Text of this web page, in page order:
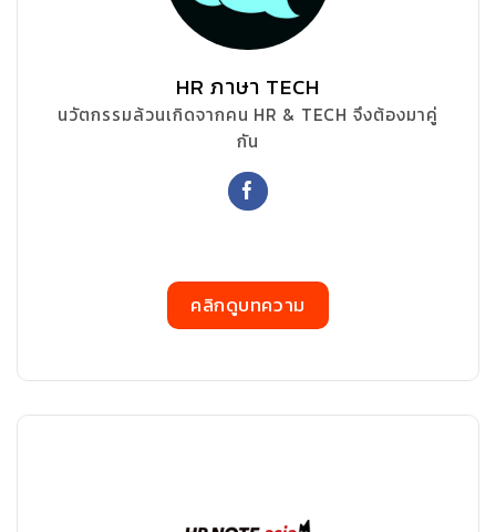
HR ภาษา TECH
นวัตกรรมล้วนเกิดจากคน HR & TECH จึงต้องมาคู่
กัน
คลิกดูบทความ